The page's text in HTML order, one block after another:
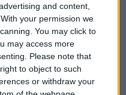
and content,
With your permission we
You may click to
may access more
Please note that
to object to such
or withdraw your